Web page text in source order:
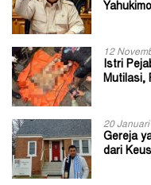
12
Istri
Mutilasi,
20
Gereja
dari